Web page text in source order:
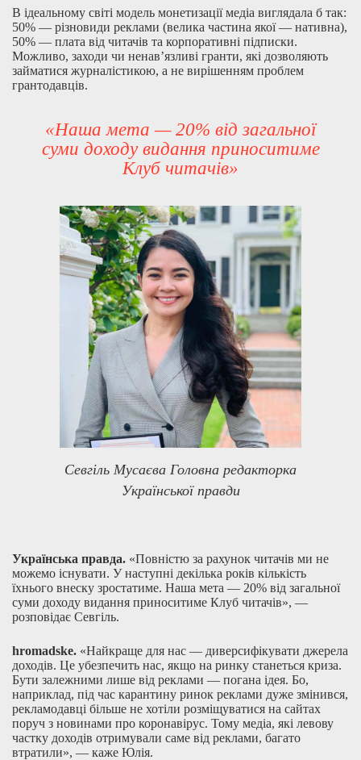
В ідеальному світі модель монетизації медіа виглядала б так:
50% — різновиди реклами (велика частина якої — нативна),
50% — плата від читачів та корпоративні підписки.
Можливо, заходи чи ненав’язливі гранти, які дозволяють
займатися журналістикою, а не вирішенням проблем
грантодавців.
«Наша мета — 20% від загальної
суми доходу видання приноситиме
Клуб читачів»
Севгіль Мусаєва Головна редакторка
Української правди
Українська правда. «Повністю за рахунок читачів ми не
можемо існувати. У наступні декілька років кількість
їхнього внеску зростатиме. Наша мета — 20% від загальної
суми доходу видання приноситиме Клуб читачів», —
розповідає Севгіль.
hromadske. «Найкраще для нас — диверсифікувати джерела
доходів. Це убезпечить нас, якщо на ринку станеться криза.
Бути залежними лише від реклами — погана ідея. Бо,
наприклад, під час карантину ринок реклами дуже змінився,
рекламодавці більше не хотіли розміщуватися на сайтах
поруч з новинами про коронавірус. Тому медіа, які левову
частку доходів отримували саме від реклами, багато
втратили», — каже Юлія.